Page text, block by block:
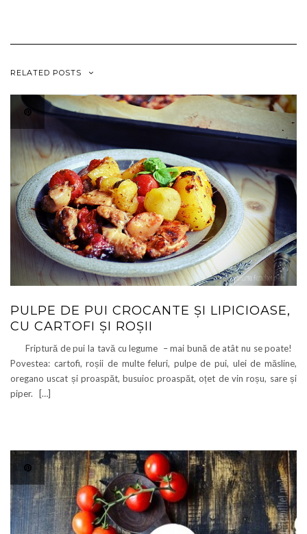
RELATED POSTS
PULPE DE PUI CROCANTE ȘI LIPICIOASE,
CU CARTOFI ȘI ROȘII
Friptură de pui la tavă cu legume – mai bună de atât nu se poate!
Povestea: cartofi, roșii de multe feluri, pulpe de pui, ulei de măsline,
oregano uscat și proaspăt, busuioc proaspăt, oțet de vin roșu, sare și
piper. […]